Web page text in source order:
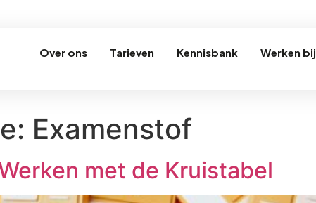
Over ons Tarieven Kennisbank Werken bij
Examenstof
met de Kruistabel